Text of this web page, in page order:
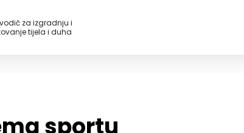
za izgradnju i
tijela i duha
sportu